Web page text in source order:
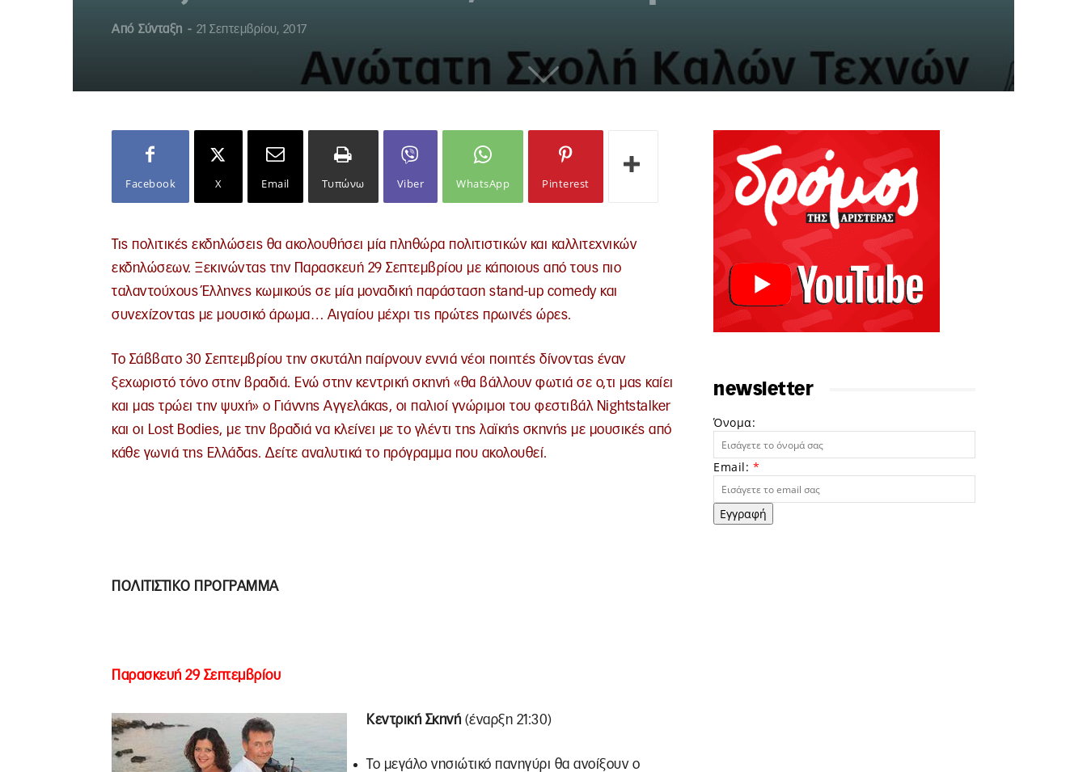
Από Σύνταξη - 21 Σεπτεμβρίου, 2017
Facebook X Email Τυπώνω Viber WhatsApp Pinterest
Τις πολιτικές εκδηλώσεις θα ακολουθήσει μία πληθώρα πολιτιστικών και καλλιτεχνικών
εκδηλώσεων. Ξεκινώντας την Παρασκευή 29 Σεπτεμβρίου με κάποιους από τους πιο
ταλαντούχους Έλληνες κωμικούς σε μία μοναδική παράσταση stand-up comedy και
συνεχίζοντας με μουσικό άρωμα… Αιγαίου μέχρι τις πρώτες πρωινές ώρες.
Το Σάββατο 30 Σεπτεμβρίου την σκυτάλη παίρνουν εννιά νέοι ποιητές δίνοντας έναν
ξεχωριστό τόνο στην βραδιά. Ενώ στην κεντρική σκηνή «θα βάλλουν φωτιά σε ο,τι μας καίει
και μας τρώει την ψυχή» ο Γιάννης Αγγελάκας, οι παλιοί γνώριμοι του φεστιβάλ Nightstalker
και οι Lost Bodies, με την βραδιά να κλείνει με το γλέντι της λαϊκής σκηνής με μουσικές από
κάθε γωνιά της Ελλάδας. Δείτε αναλυτικά το πρόγραμμα που ακολουθεί.
ΠΟΛΙΤΙΣΤΙΚΟ ΠΡΟΓΡΑΜΜΑ
Παρασκευή 29 Σεπτεμβρίου
Κεντρική Σκηνή (έναρξη 21:30)
Το μεγάλο νησιώτικό πανηγύρι θα ανοίξουν ο
newsletter
Όνομα:
Email: *
Εγγραφή